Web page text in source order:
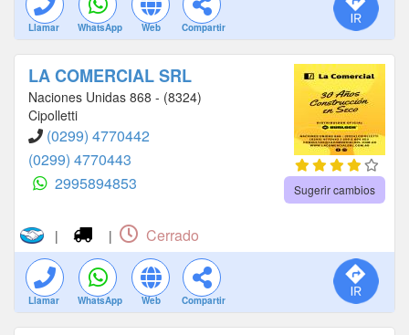
Llamar WhatsApp Web Compartir
LA COMERCIAL SRL
Naciones Unidas 868 - (8324)
Cipolletti
(0299) 4770442
(0299) 4770443
2995894853
Sugerir cambios
| | Cerrado
Llamar WhatsApp Web Compartir